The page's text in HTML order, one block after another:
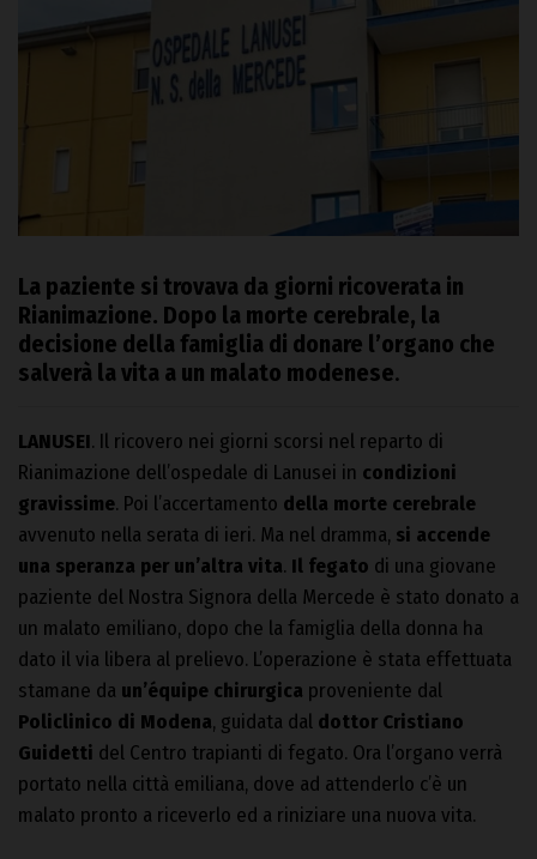
La paziente si trovava da giorni ricoverata in
Rianimazione. Dopo la morte cerebrale, la
decisione della famiglia di donare l’organo che
salverà la vita a un malato modenese.
LANUSEI. Il ricovero nei giorni scorsi nel reparto di
Rianimazione dell’ospedale di Lanusei in condizioni
gravissime. Poi l’accertamento della morte cerebrale
avvenuto nella serata di ieri. Ma nel dramma, si accende
una speranza per un’altra vita. Il fegato di una giovane
paziente del Nostra Signora della Mercede è stato donato a
un malato emiliano, dopo che la famiglia della donna ha
dato il via libera al prelievo. L’operazione è stata effettuata
stamane da un’équipe chirurgica proveniente dal
Policlinico di Modena, guidata dal dottor Cristiano
Guidetti del Centro trapianti di fegato. Ora l’organo verrà
portato nella città emiliana, dove ad attenderlo c’è un
malato pronto a riceverlo ed a riniziare una nuova vita.